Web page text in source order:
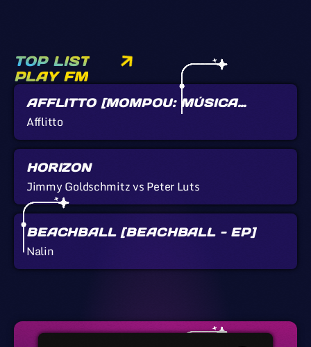
TOP LIST
PLAY FM
AFFLITTO [MOMPOU: MÚSICA
CALLADA]
Afflitto
HORIZON
Jimmy Goldschmitz vs Peter Luts
BEACHBALL [BEACHBALL - EP]
Nalin